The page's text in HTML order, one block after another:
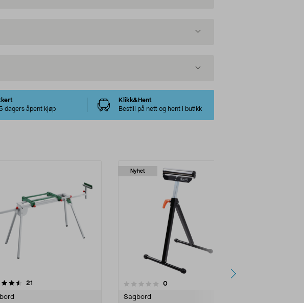
dagers åpent kjøp
Klikk&Hent
Bestill på nett og hent i butikk
21
Nyhet
0.0 av 5 stjerner 0anmeldelser
Sagbord
4.5 av 5 stjerner